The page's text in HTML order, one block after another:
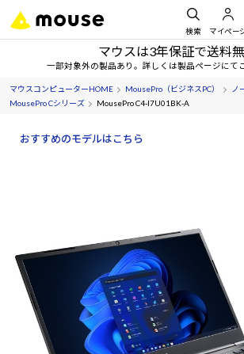
検索 マイペー
マウスは3年保証で送料
一部対象外の製品あり。詳しくは製品ページにて
マウスコンピューターHOME MousePro（ビジネスPC） ノ
MousePro Cシリーズ
MousePro C4-I7U01BK-A
おすすめのモデルはこちら